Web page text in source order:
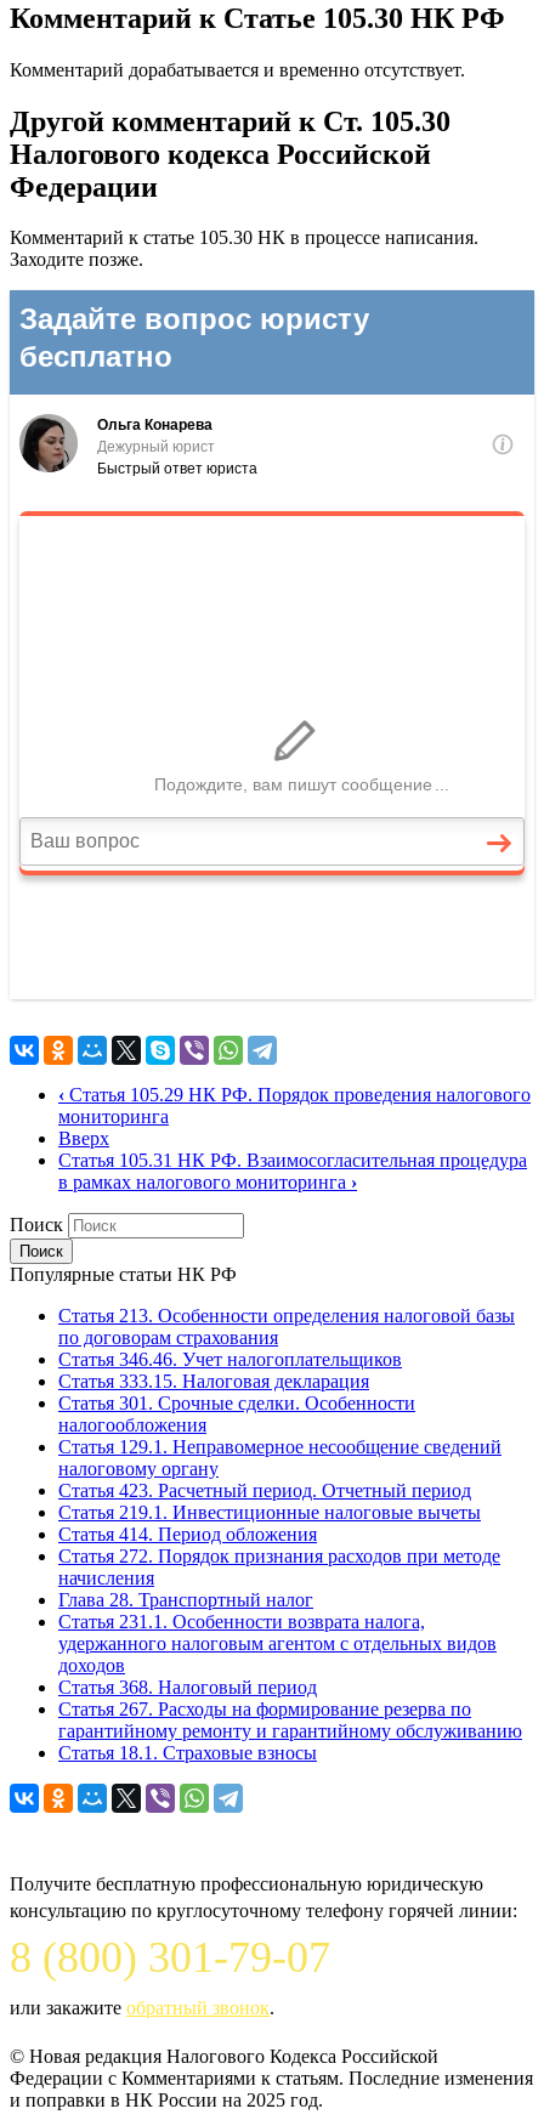
Комментарий к Статье 105.30 НК РФ
Комментарий дорабатывается и временно отсутствует.
Другой комментарий к Ст. 105.30
Налогового кодекса Российской
Федерации
Комментарий к статье 105.30 НК в процессе написания.
Заходите позже.
‹ Статья 105.29 НК РФ. Порядок проведения налогового
мониторинга
Вверх
Статья 105.31 НК РФ. Взаимосогласительная процедура
в рамках налогового мониторинга ›
Поиск
Популярные статьи НК РФ
Статья 213. Особенности определения налоговой базы
по договорам страхования
Статья 346.46. Учет налогоплательщиков
Статья 333.15. Налоговая декларация
Статья 301. Срочные сделки. Особенности
налогообложения
Статья 129.1. Неправомерное несообщение сведений
налоговому органу
Статья 423. Расчетный период. Отчетный период
Статья 219.1. Инвестиционные налоговые вычеты
Статья 414. Период обложения
Статья 272. Порядок признания расходов при методе
начисления
Глава 28. Транспортный налог
Статья 231.1. Особенности возврата налога,
удержанного налоговым агентом с отдельных видов
доходов
Статья 368. Налоговый период
Статья 267. Расходы на формирование резерва по
гарантийному ремонту и гарантийному обслуживанию
Статья 18.1. Страховые взносы
Получите бесплатную профессиональную юридическую
консультацию по круглосуточному телефону горячей линии:
8 (800) 301-79-07
или закажите обратный звонок.
© Новая редакция Налогового Кодекса Российской
Федерации c Комментариями к статьям. Последние изменения
и поправки в НК России на 2025 год.